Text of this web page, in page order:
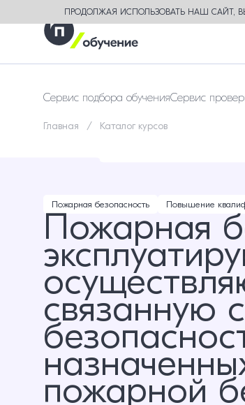
ПРОДОЛЖАЯ ИСПОЛЬЗОВАТЬ НАШ САЙТ, ВЫ
Сервис подбора обученияСервис
Главная Каталог курсов
Пожарная безопасность Повышение
Пожарная
связанную
пожарной